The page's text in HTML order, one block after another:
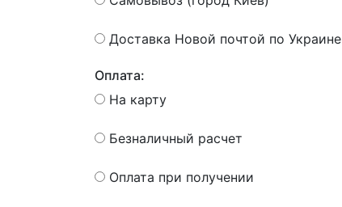
Доставка Новой почтой по Украине
Оплата:
На карту
Безналичный расчет
Оплата при получении